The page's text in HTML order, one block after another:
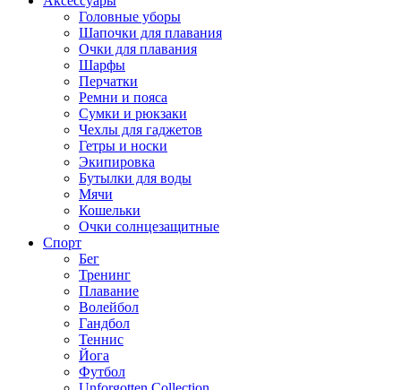
Головные уборы
Шапочки для плавания
Очки для плавания
Шарфы
Перчатки
Ремни и пояса
Сумки и рюкзаки
Чехлы для гаджетов
Гетры и носки
Экипировка
Бутылки для воды
Мячи
Кошельки
Очки солнцезащитные
Спорт
Бег
Тренинг
Плавание
Волейбол
Гандбол
Теннис
Йога
Футбол